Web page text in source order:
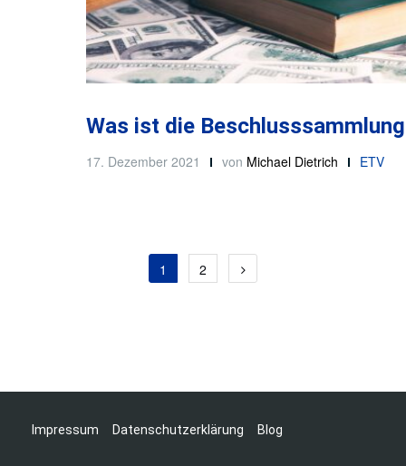
Was ist die
17. Dezember 2021 von Michael Dietrich ETV
1 2
Impressum Datenschutzerklärung Blog